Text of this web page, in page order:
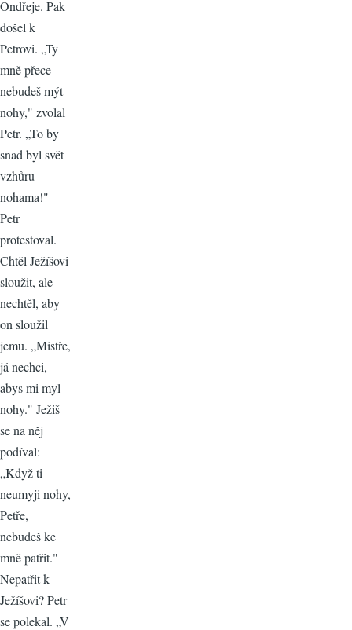
Ondřeje. Pak
došel k
Petrovi. „Ty
mně přece
nebudeš mýt
nohy," zvolal
Petr. „To by
snad byl svět
vzhůru
nohama!"
Petr
protestoval.
Chtěl Ježíšovi
sloužit, ale
nechtěl, aby
on sloužil
jemu. „Mistře,
já nechci,
abys mi myl
nohy." Ježiš
se na něj
podíval:
„Když ti
neumyji nohy,
Petře,
nebudeš ke
mně patřit."
Nepatřit k
Ježíšovi? Petr
se polekal. „V